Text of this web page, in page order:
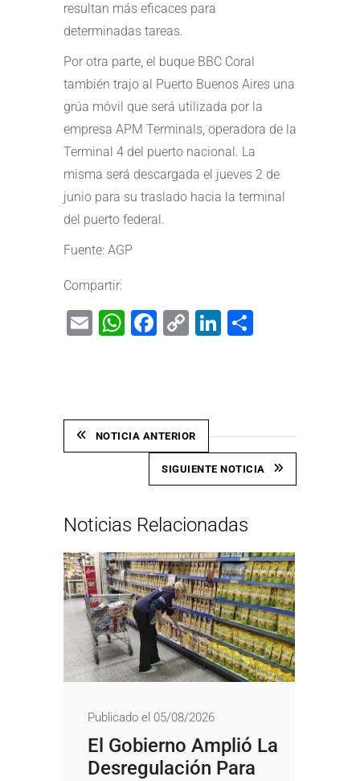
resultan más eficaces para
determinadas tareas.
Por otra parte, el buque BBC Coral
también trajo al Puerto Buenos Aires una
grúa móvil que será utilizada por la
empresa APM Terminals, operadora de la
Terminal 4 del puerto nacional. La
misma será descargada el jueves 2 de
junio para su traslado hacia la terminal
del puerto federal.
Fuente: AGP
Compartir:
EmailWhatsApp
Facebook
CopyLinkedIn
NOTICIA ANTERIOR
SIGUIENTE NOTICIA
Noticias Relacionadas
Publicado el 05/08/2026
El Gobierno Amplió La
Desregulación Para